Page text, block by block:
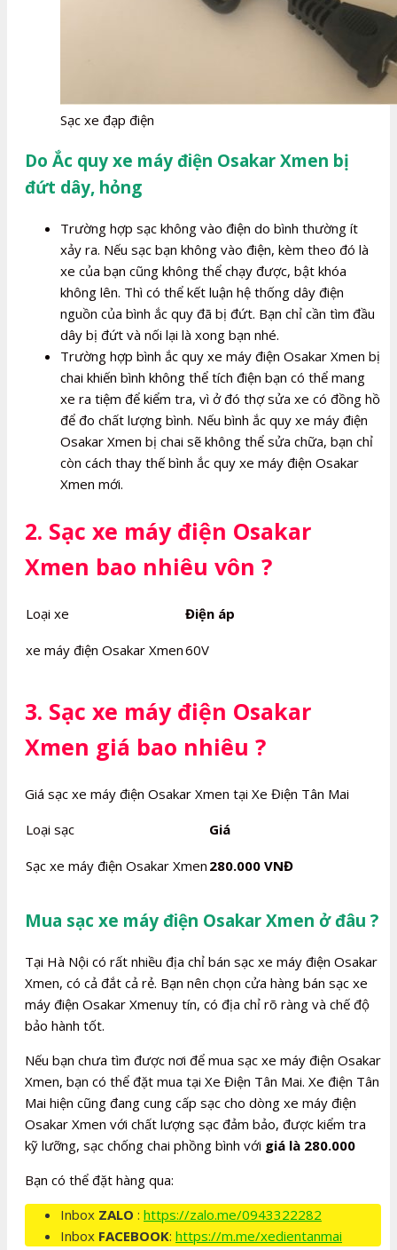
Sạc xe đạp điện
Do Ắc quy xe máy điện Osakar Xmen bị
đứt dây, hỏng
Trường hợp sạc không vào điện do bình thường ít
xảy ra. Nếu sạc bạn không vào điện, kèm theo đó là
xe của bạn cũng không thể chạy được, bật khóa
không lên. Thì có thể kết luận hệ thống dây điện
nguồn của bình ắc quy đã bị đứt. Bạn chỉ cần tìm đầu
dây bị đứt và nối lại là xong bạn nhé.
Trường hợp bình ắc quy xe máy điện Osakar Xmen bị
chai khiến bình không thể tích điện bạn có thể mang
xe ra tiệm để kiểm tra, vì ở đó thợ sửa xe có đồng hồ
để đo chất lượng bình. Nếu bình ắc quy xe máy điện
Osakar Xmen bị chai sẽ không thể sửa chữa, bạn chỉ
còn cách thay thế bình ắc quy xe máy điện Osakar
Xmen mới.
2. Sạc xe máy điện Osakar
Xmen bao nhiêu vôn ?
Loại xe Điện áp
xe máy điện Osakar Xmen60V
3. Sạc xe máy điện Osakar
Xmen giá bao nhiêu ?
Giá sạc xe máy điện Osakar Xmen tại Xe Điện Tân Mai
Loại sạc
Giá
Sạc xe máy điện Osakar Xmen 280.000 VNĐ
Mua sạc xe máy điện Osakar Xmen ở đâu ?
Tại Hà Nội có rất nhiều địa chỉ bán sạc xe máy điện Osakar
Xmen, có cả đắt cả rẻ. Bạn nên chọn cửa hàng bán sạc xe
máy điện Osakar Xmenuy tín, có địa chỉ rõ ràng và chế độ
bảo hành tốt.
Nếu bạn chưa tìm được nơi để mua sạc xe máy điện Osakar
Xmen, bạn có thể đặt mua tại Xe Điện Tân Mai. Xe điện Tân
Mai hiện cũng đang cung cấp sạc cho dòng xe máy điện
Osakar Xmen với chất lượng sạc đảm bảo, được kiểm tra
kỹ lưỡng, sạc chống chai phồng bình với giá là 280.000
Bạn có thể đặt hàng qua:
Inbox ZALO : https://zalo.me/0943322282
Inbox FACEBOOK: https://m.me/xedientanmai